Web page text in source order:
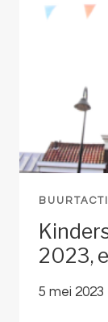
2023,
5 mei 2023